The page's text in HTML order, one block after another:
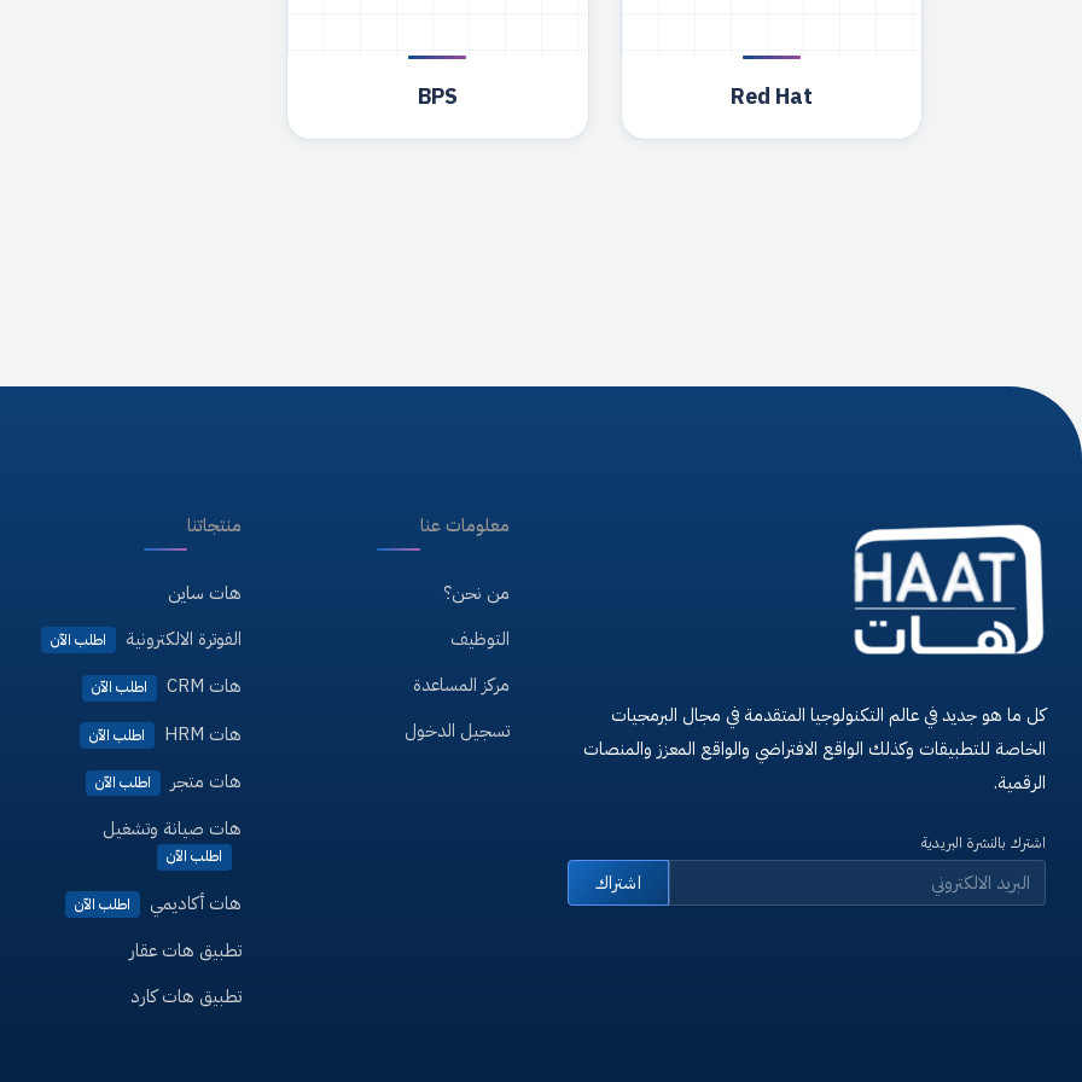
Red Hat
BPS
كل ما هو جديد في عالم التكنولوجيا المتقدمة في مجال البرمجيات
الخاصة للتطبيقات وكذلك الواقع الافتراضي والواقع المعزز والمنصات
الرقمية.
اشترك بالنشرة البريدية
اشتراك
معلومات عنا
من نحن؟
التوظيف
مركز المساعدة
تسجيل الدخول
منتجاتنا
هات ساين
الفوترة الالكترونية
اطلب الآن
هات CRM اطلب الآن
هات HRM اطلب الآن
هات متجر اطلب الآن
هات صيانة وتشغيل
اطلب الآن
هات أكاديمي اطلب الآن
تطبيق هات عقار
تطبيق هات كارد